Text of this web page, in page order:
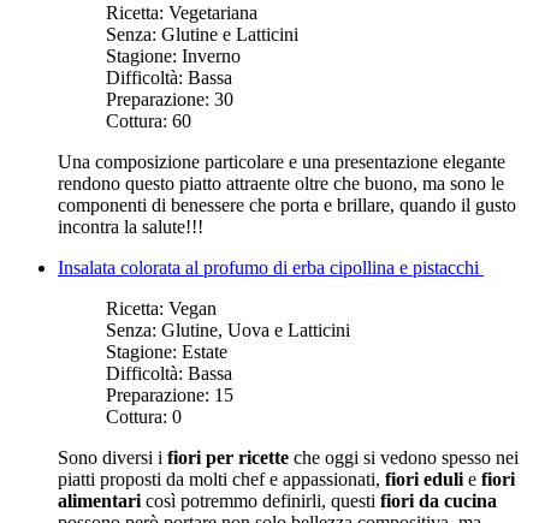
Ricetta: Vegetariana
Senza: Glutine e Latticini
Stagione: Inverno
Difficoltà: Bassa
Preparazione: 30
Cottura: 60
Una composizione particolare e una presentazione elegante
rendono questo piatto attraente oltre che buono, ma sono le
componenti di benessere che porta e brillare, quando il gusto
incontra la salute!!!
Insalata colorata al profumo di erba cipollina e pistacchi
Ricetta: Vegan
Senza: Glutine, Uova e Latticini
Stagione: Estate
Difficoltà: Bassa
Preparazione: 15
Cottura: 0
Sono diversi i fiori per ricette che oggi si vedono spesso nei
piatti proposti da molti chef e appassionati, fiori eduli e fiori
alimentari così potremmo definirli, questi fiori da cucina